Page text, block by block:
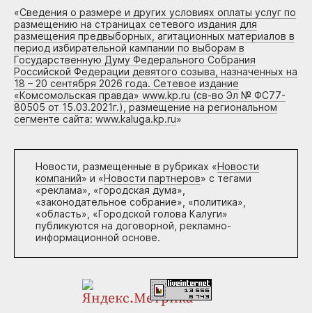
«Сведения о размере и других условиях оплаты услуг по
размещению на страницах сетевого издания для
размещения предвыборных, агитационных материалов в
период избирательной кампании по выборам в
Государственную Думу Федерального Собрания
Российской Федерации девятого созыва, назначенных на
18 – 20 сентября 2026 года. Сетевое издание
«Комсомольская правда» www.kp.ru (св-во Эл № ФС77-
80505 от 15.03.2021г.), размещение на региональном
сегменте сайта: www.kaluga.kp.ru»
Новости, размещенные в рубриках «Новости
компаний» и «Новости партнеров» с тегами
«реклама», «городская дума»,
«законодательное собрание», «политика»,
«область», «Городской голова Калуги»
публикуются на договорной, рекламно-
информационной основе.